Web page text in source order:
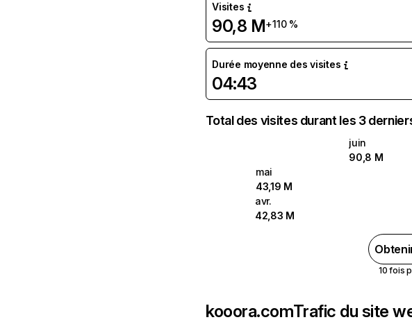
Visites
90,8 M+110 %
Durée moyenne des visites
04:43
Total des visites durant les 3
juin
90,8 M
mai
43,19 M
avr.
42,83 M
10 fois
kooora.comTrafic du site